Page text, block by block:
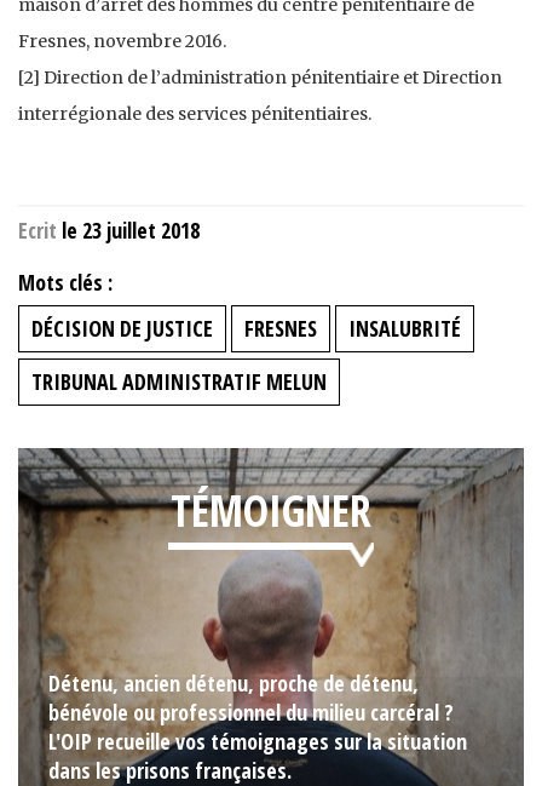
maison d’arrêt des hommes du centre pénitentiaire de
Fresnes, novembre 2016.
[2] Direction de l’administration pénitentiaire et Direction
interrégionale des services pénitentiaires.
Ecrit le 23 juillet 2018
Mots clés :
DÉCISION DE JUSTICE
FRESNES
INSALUBRITÉ
TRIBUNAL ADMINISTRATIF MELUN
TÉMOIGNER
Détenu, ancien détenu, proche de détenu,
bénévole ou professionnel du milieu carcéral ?
L'OIP recueille vos témoignages sur la situation
dans les prisons françaises.